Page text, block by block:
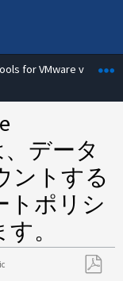
たたむ
for VMware vSphere
、データ
ントする
トポリシ
。